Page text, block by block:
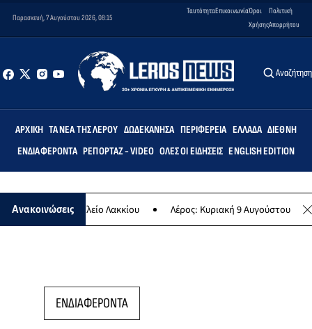
Παρασκευή, 7 Αυγούστου 2026, 08:15
ΤαυτότηταΕπικοινωνίαΌροι
Χρήσης
Πολιτική
Απορρήτου
Αναζήτηση
ΑΡΧΙΚΉ ΤΑ ΝΈΑ ΤΗΣ ΛΈΡΟΥ ΔΩΔΕΚΆΝΗΣΑ ΠΕΡΙΦΈΡΕΙΑ ΕΛΛΆΔΑ ΔΙΕΘΝΉ
ΕΝΔΙΑΦΈΡΟΝΤΑ ΡΕΠΟΡΤΆΖ - VIDEO ΌΛΕΣ ΟΙ ΕΙΔΉΣΕΙΣ ENGLISH EDITION
Ανακοινώσεις
Σχολείο Λακκίου Λέρος: Κυριακή 9 Αυγούστου το
ΕΝΔΙΑΦΕΡΟΝΤΑ